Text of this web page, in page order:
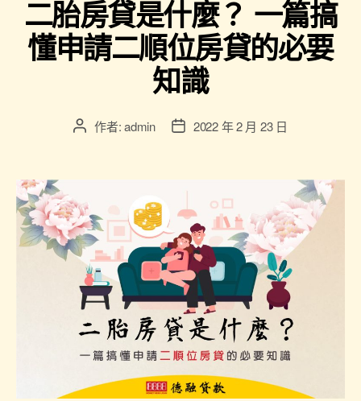
二胎房貸是什麼？ 一篇搞
懂申請二順位房貸的必要
知識
作者:admin 2022 年 2 月 23 日